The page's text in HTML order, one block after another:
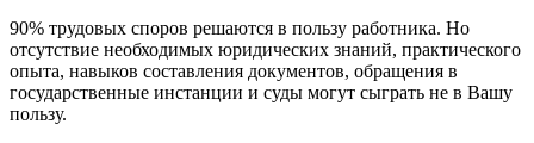
90% трудовых споров решаются в пользу работника. Но
отсутствие необходимых юридических знаний, практического
опыта, навыков составления документов, обращения в
государственные инстанции и суды могут сыграть не в Вашу
пользу.